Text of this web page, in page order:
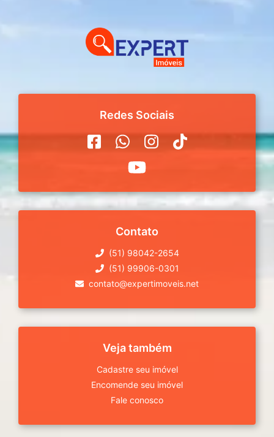
Redes Sociais
Contato
(51) 98042-2654
(51) 99906-0301
contato@expertimoveis.net
Veja também
Cadastre seu imóvel
Encomende seu imóvel
Fale conosco